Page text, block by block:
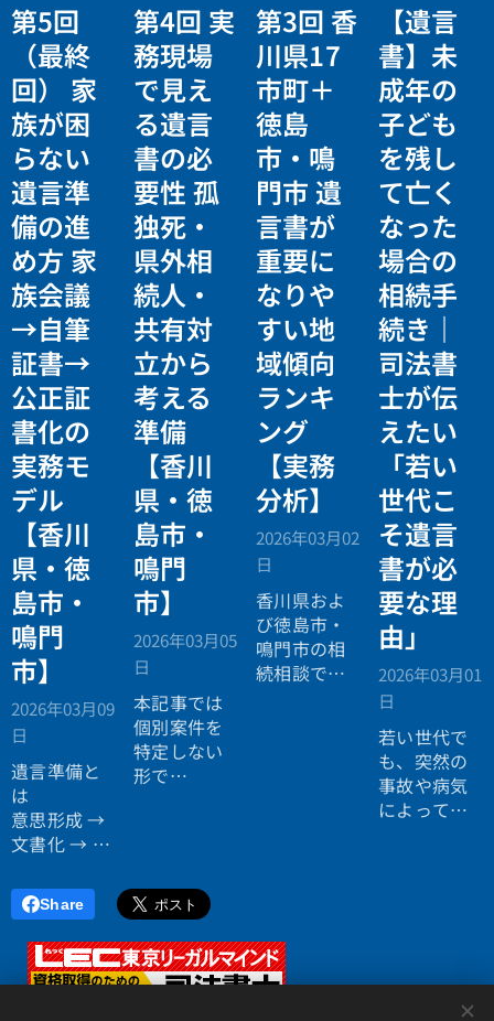
第5回
（最終
回） 家
族が困
らない
遺言準
備の進
め方 家
族会議
→自筆
証書→
公正証
書化の
実務モ
デル
【香川
県・徳
島市・
鳴門
市】
2026年03月09
日
遺言準備と
は
意思形成 →
文書化 → 共
の三段階で
進行する長
期プロセス
です。
第4回 実
務現場
で見え
る遺言
書の必
要性 孤
独死・
県外相
続人・
共有対
立から
考える
準備
【香川
県・徳
島市・
鳴門
市】
2026年03月05
日
本記事では
個別案件を
特定しない
形で
第3回 香
川県17
市町＋
徳島
市・鳴
門市 遺
言書が
重要に
なりや
すい地
域傾向
ランキ
ング
【実務
分析】
2026年03月02
日
香川県およ
び徳島市・
鳴門市の相
続相談で
化、地方部
では空き家
や共有固定
【遺言
書】未
成年の
子ども
を残し
て亡く
なった
場合の
相続手
続き｜
司法書
士が伝
えたい
「若い
世代こ
そ遺言
書が必
要な理
由」
2026年03月01
日
若い世代で
も、突然の
事故や病気
によって相
年の子ども
が相続人と
Share